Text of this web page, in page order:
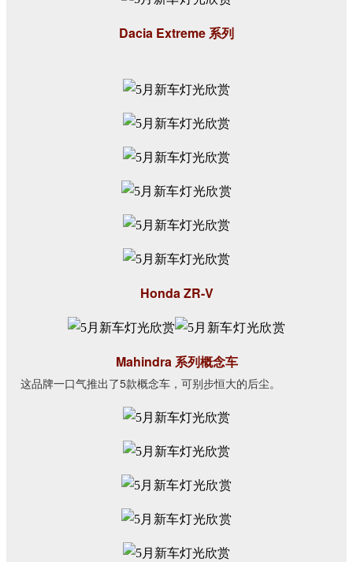
Dacia Extreme 系列
Honda ZR-V
Mahindra 系列概念车
这品牌一口气推出了5款概念车，可别步恒大的后尘。